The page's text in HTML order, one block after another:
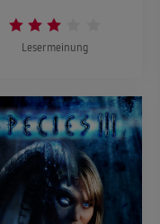
Lesermeinung